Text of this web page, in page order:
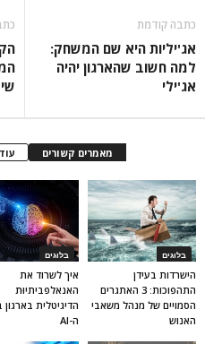
כתבה קודמת
אג'יליות היא שם המשחק:
למה חשוב שהארגון יהיה
אג'ילי
מאמרים קשורים
בלוגים
איך לשרוד את
האנאלפביתיוּת
הדיגיטלית בארגון
ה-AI
בלוגים
הישרדות בעידן
התהפוכות: 3 האתגרים
הסמויים של מנהל משאבי
האנוש